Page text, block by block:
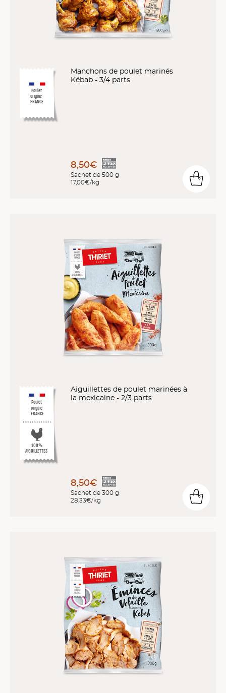
Poulet
origine
FRANCE
Manchons de poulet marinés
Kébab - 3/4 parts
8,50€
Sachet de 500 g
17,00€/kg
Poulet
origine
FRANCE
100%
AIGUILLETTES
Aiguillettes de poulet marinées à
la mexicaine - 2/3 parts
8,50€
Sachet de 300 g
28,33€/kg